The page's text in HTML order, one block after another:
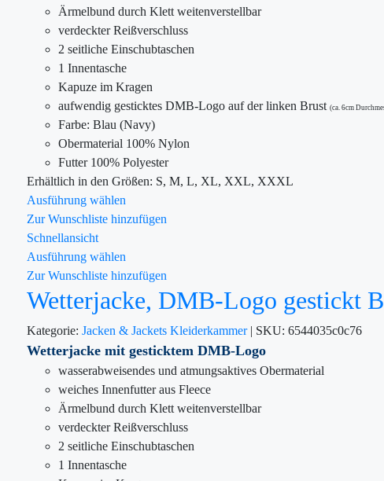
Ärmelbund durch Klett weitenverstellbar
verdeckter Reißverschluss
2 seitliche Einschubtaschen
1 Innentasche
Kapuze im Kragen
aufwendig gesticktes DMB-Logo auf der linken Brust (ca. 6cm
Farbe: Blau (Navy)
Obermaterial 100% Nylon
Futter 100% Polyester
Erhältlich in den Größen: S, M, L, XL, XXL, XXXL
Ausführung wählen
Zur Wunschliste hinzufügen
Schnellansicht
Ausführung wählen
Zur Wunschliste hinzufügen
Wetterjacke, DMB-Logo gestickt
Kategorie: Jacken & Jackets Kleiderkammer | SKU: 6544035c0c76
Wetterjacke mit gesticktem DMB-Logo
wasserabweisendes und atmungsaktives Obermaterial
weiches Innenfutter aus Fleece
Ärmelbund durch Klett weitenverstellbar
verdeckter Reißverschluss
2 seitliche Einschubtaschen
1 Innentasche